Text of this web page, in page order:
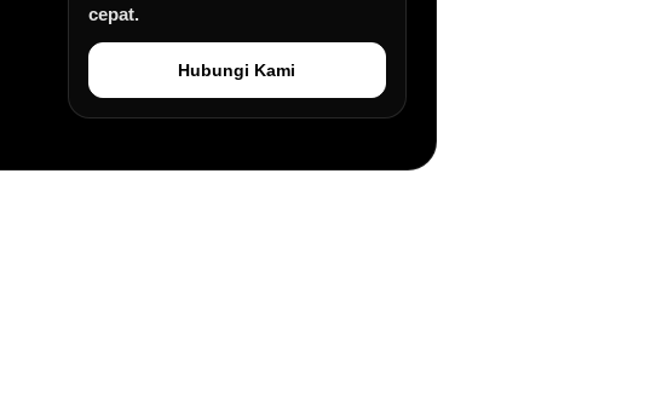
cepat.
Hubungi Kami